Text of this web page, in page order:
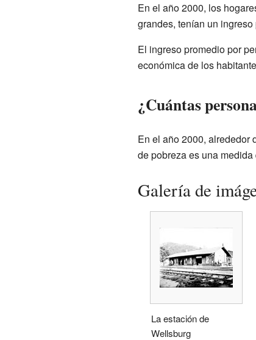
En el año 2000, los
grandes, tenían un
El ingreso promedio por
económica de los
¿Cuántas
En el año 2000, alrededor
de pobreza es una
Galería de
La estación de
Wellsburg